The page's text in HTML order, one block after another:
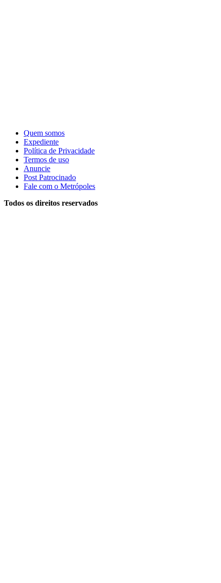
Quem somos
Expediente
Política de Privacidade
Termos de uso
Anuncie
Post Patrocinado
Fale com o Metrópoles
Todos os direitos reservados